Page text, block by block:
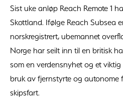
Sist uke anløp Reach Remote 1
Skottland. Ifølge Reach Subsea
norskregistrert, ubemannet
Norge har seilt inn til en britisk
som en verdensnyhet og et
bruk av fjernstyrte og autonome
skipsfart.